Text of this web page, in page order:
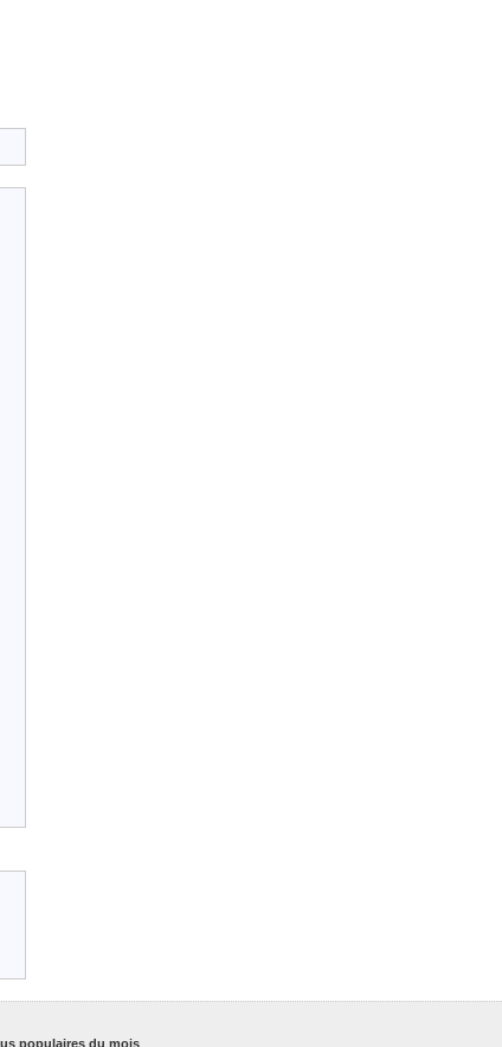
populaires du mois